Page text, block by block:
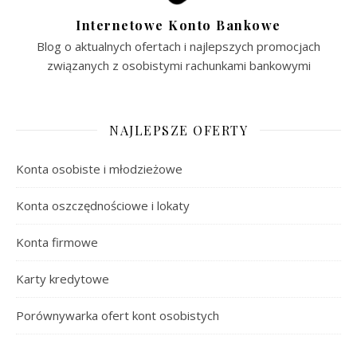
Internetowe Konto Bankowe
Blog o aktualnych ofertach i najlepszych promocjach
związanych z osobistymi rachunkami bankowymi
NAJLEPSZE OFERTY
Konta osobiste i młodzieżowe
Konta oszczędnościowe i lokaty
Konta firmowe
Karty kredytowe
Porównywarka ofert kont osobistych